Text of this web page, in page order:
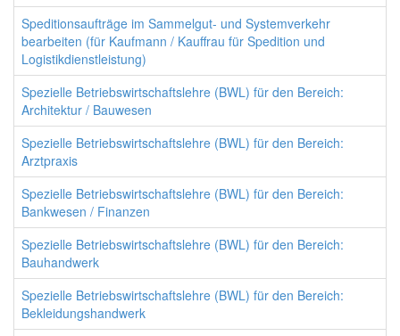
Speditionsaufträge im Sammelgut- und Systemverkehr
bearbeiten (für Kaufmann / Kauffrau für Spedition und
Logistikdienstleistung)
Spezielle Betriebswirtschaftslehre (BWL) für den Bereich:
Architektur / Bauwesen
Spezielle Betriebswirtschaftslehre (BWL) für den Bereich:
Arztpraxis
Spezielle Betriebswirtschaftslehre (BWL) für den Bereich:
Bankwesen / Finanzen
Spezielle Betriebswirtschaftslehre (BWL) für den Bereich:
Bauhandwerk
Spezielle Betriebswirtschaftslehre (BWL) für den Bereich:
Bekleidungshandwerk